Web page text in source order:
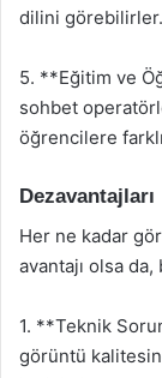
dilini görebilirler.
5. **Eğitim ve
sohbet
öğrencilere
Dezavantajları
Her ne kadar
avantajı olsa da,
1. **Teknik
görüntü